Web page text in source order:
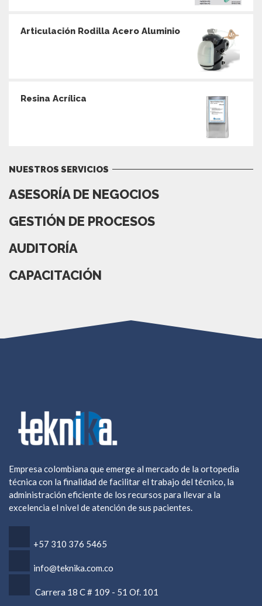
Articulación Rodilla Acero Aluminio
Resina Acrílica
NUESTROS SERVICIOS
ASESORÍA DE NEGOCIOS
GESTIÓN DE PROCESOS
AUDITORÍA
CAPACITACIÓN
Empresa colombiana que emerge al mercado de la ortopedia
técnica con la finalidad de facilitar el trabajo del técnico, la
administración eficiente de los recursos para llevar a la
excelencia el nivel de atención de sus pacientes.
+57 ‎310 376 5465
info@teknika.com.co
Carrera 18 C # 109 - 51 Of. 101